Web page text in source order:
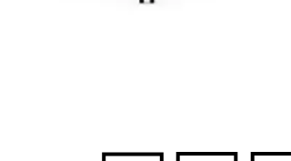
Wholesale Pricing